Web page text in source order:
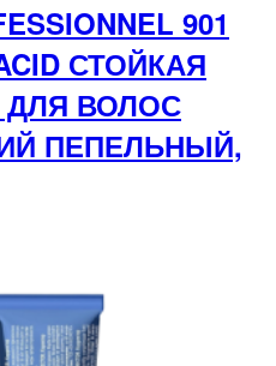
901
СТОЙКАЯ
ДЛЯ ВОЛОС
ПЕПЕЛЬНЫЙ,